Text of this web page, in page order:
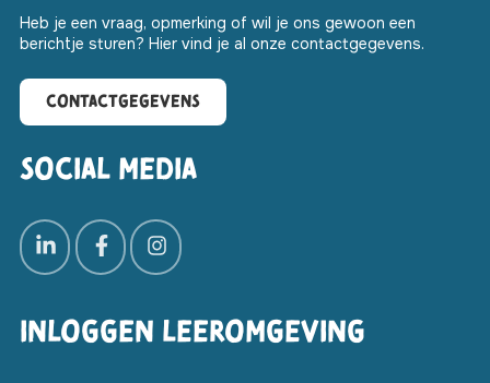
Heb je een vraag, opmerking of wil je ons gewoon een
berichtje sturen? Hier vind je al onze contactgegevens.
Contactgegevens
Social media
Inloggen leeromgeving